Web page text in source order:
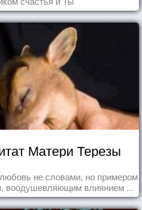
Матери Терезы
не словами, но примером
воодушевляющим влиянием ...